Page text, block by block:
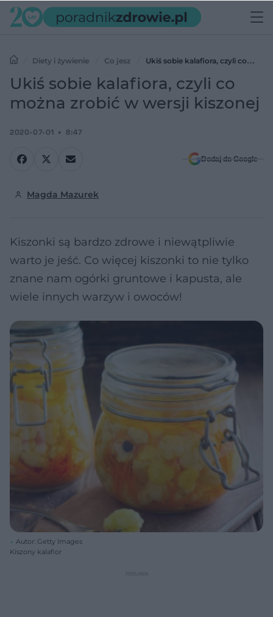
Diety i żywienie Co jesz
Ukiś sobie kalafiora, czyli co
można zrobić w wersji kiszonej
Ukiś sobie kalafiora, czyli co
można zrobić w wersji kiszonej
2020-07-01 8:47
Dodaj do Google
Magda Mazurek
Kiszonki są bardzo zdrowe i niewątpliwie
warto je jeść. Co więcej kiszonki to nie tylko
znane nam ogórki gruntowe i kapusta, ale
wiele innych warzyw i owoców!
Autor: Getty Images
Kiszony kalafior